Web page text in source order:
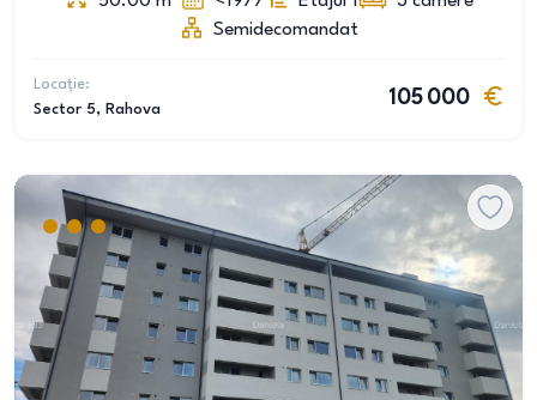
Semidecomandat
Locație:
Sector 5, Rahova
105 000